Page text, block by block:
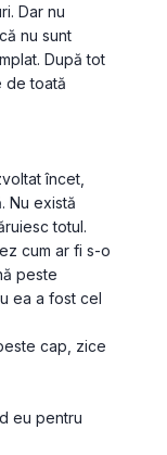
Dar nu
nu sunt
După tot
de toată
încet,
Nu există
totul.
cum ar fi s-o
peste
ea a fost cel
cap, zice
eu pentru